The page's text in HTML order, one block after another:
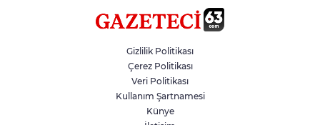
Siverek’te Mahmut Gülel Dönemi
Filistin Konvoyuna Coşkulu Karşılama
Gizlilik Politikası
Çerez Politikası
Veri Politikası
Kullanım Şartnamesi
Künye